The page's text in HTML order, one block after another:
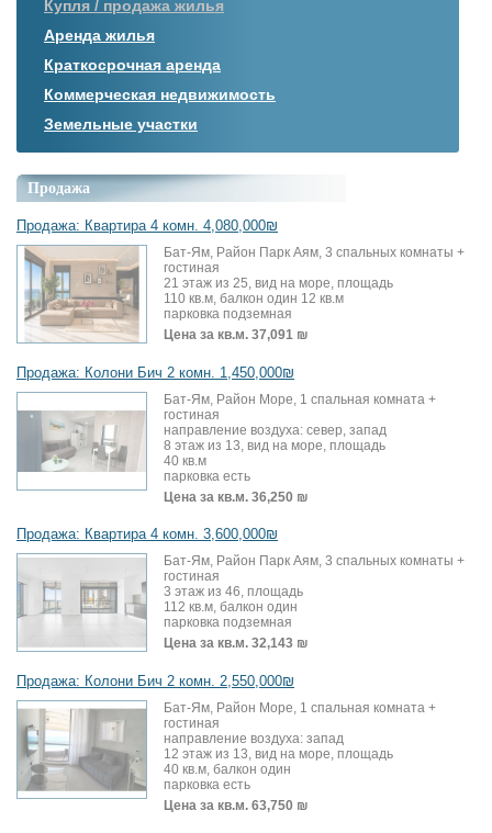
Купля / продажа жилья
Аренда жилья
Краткосрочная аренда
Коммерческая недвижимость
Земельные участки
Продажа
Продажа: Квартира 4 комн. 4,080,000₪
Бат-Ям, Район Парк Аям, 3 спальных комнаты +
гостиная
21 этаж из 25, вид на море, площадь
110 кв.м, балкон один 12 кв.м
парковка подземная
Цена за кв.м. 37,091 ₪
Продажа: Колони Бич 2 комн. 1,450,000₪
Бат-Ям, Район Море, 1 спальная комната +
гостиная
направление воздуха: север, запад
8 этаж из 13, вид на море, площадь
40 кв.м
парковка есть
Цена за кв.м. 36,250 ₪
Продажа: Квартира 4 комн. 3,600,000₪
Бат-Ям, Район Парк Аям, 3 спальных комнаты +
гостиная
3 этаж из 46, площадь
112 кв.м, балкон один
парковка подземная
Цена за кв.м. 32,143 ₪
Продажа: Колони Бич 2 комн. 2,550,000₪
Бат-Ям, Район Море, 1 спальная комната +
гостиная
направление воздуха: запад
12 этаж из 13, вид на море, площадь
40 кв.м, балкон один
парковка есть
Цена за кв.м. 63,750 ₪